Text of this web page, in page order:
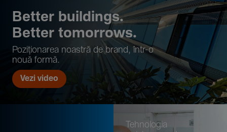
Better buil­dings.
Better tomor­rows.
Pozi­țio­narea noastră de brand, într-o
nouă formă.
Vezi video
Tehno­logia